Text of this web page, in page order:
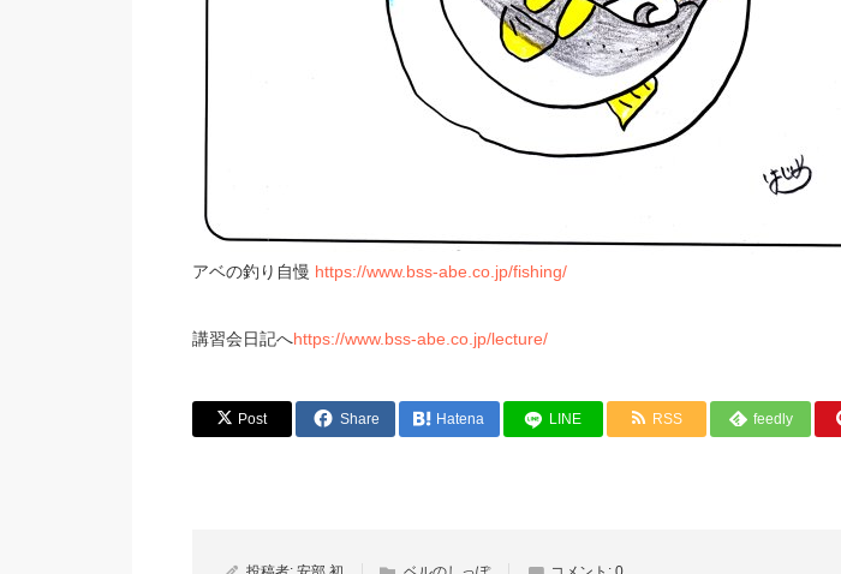
アベの釣り自慢 https://www.bss-abe.co.jp/fishing/
講習会日記へhttps://www.bss-abe.co.jp/lecture/
Post Share Hatena LINE RSS feedly